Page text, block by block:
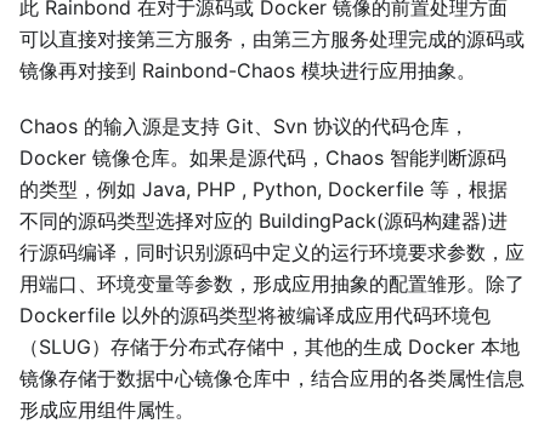
此 Rainbond 在对于源码或 Docker 镜像的前置处理方面
可以直接对接第三方服务，由第三方服务处理完成的源码或
镜像再对接到 Rainbond-Chaos 模块进行应用抽象。
Chaos 的输入源是支持 Git、Svn 协议的代码仓库，
Docker 镜像仓库。如果是源代码，Chaos 智能判断源码
的类型，例如 Java, PHP , Python, Dockerfile 等，根据
不同的源码类型选择对应的 BuildingPack(源码构建器)进
行源码编译，同时识别源码中定义的运行环境要求参数，应
用端口、环境变量等参数，形成应用抽象的配置雏形。除了
Dockerfile 以外的源码类型将被编译成应用代码环境包
（SLUG）存储于分布式存储中，其他的生成 Docker 本地
镜像存储于数据中心镜像仓库中，结合应用的各类属性信息
形成应用组件属性。